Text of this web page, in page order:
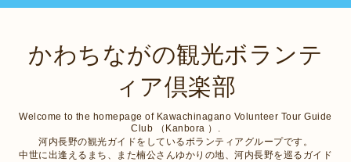
かわちながの観光ボランテ
ィア倶楽部
Welcome to the homepage of Kawachinagano Volunteer Tour Guide
Club （Kanbora ）.
河内長野の観光ガイドをしているボランティアグループです。
中世に出逢えるまち、また楠公さんゆかりの地、河内長野を巡るガイド